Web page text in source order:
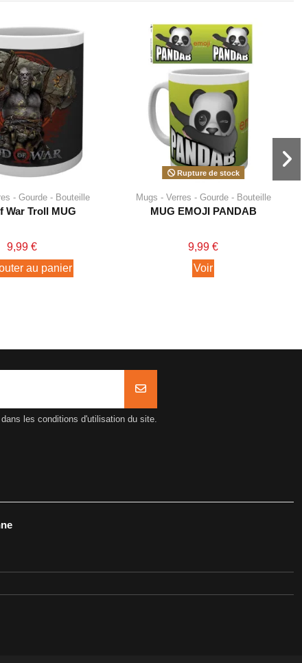
- Gourde - Bouteille
War Troll MUG
9,99 €
au panier
Rupture de stock
Mugs - Verres - Gourde - Bouteille
MUG EMOJI PANDAB
9,99 €
Voir
les conditions d'utilisation du site.